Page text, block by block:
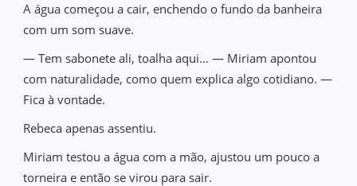
A água começou a cair, enchendo o fundo da banheira
com um som suave.
— Tem sabonete ali, toalha aqui… — Miriam apontou
com naturalidade, como quem explica algo cotidiano. —
Fica à vontade.
Rebeca apenas assentiu.
Miriam testou a água com a mão, ajustou um pouco a
torneira e então se virou para sair.